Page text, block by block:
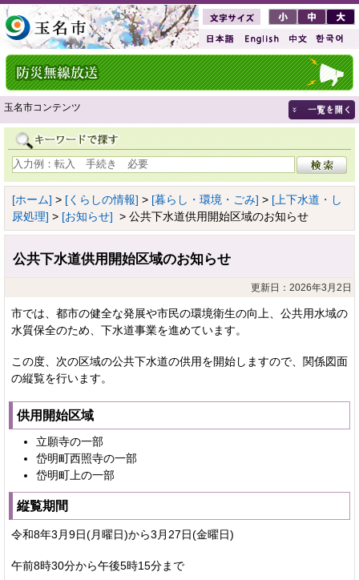
玉名市コンテンツ
[ホーム] > [くらしの情報] > [暮らし・環境・ごみ] > [上下水道・し
尿処理] > [お知らせ] > 公共下水道供用開始区域のお知らせ
公共下水道供用開始区域のお知らせ
更新日：2026年3月2日
市では、都市の健全な発展や市民の環境衛生の向上、公共用水域の
水質保全のため、下水道事業を進めています。
この度、次の区域の公共下水道の供用を開始しますので、関係図面
の縦覧を行います。
供用開始区域
立願寺の一部
岱明町西照寺の一部
岱明町上の一部
縦覧期間
令和8年3月9日(月曜日)から3月27日(金曜日)
午前8時30分から午後5時15分まで